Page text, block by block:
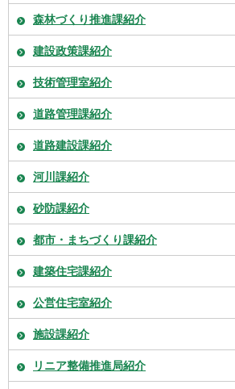
森林づくり推進課紹介
建設政策課紹介
技術管理室紹介
道路管理課紹介
道路建設課紹介
河川課紹介
砂防課紹介
都市・まちづくり課紹介
建築住宅課紹介
公営住宅室紹介
施設課紹介
リニア整備推進局紹介